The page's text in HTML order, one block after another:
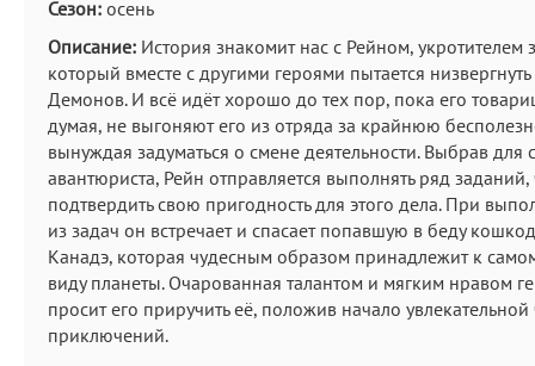
Сезон: осень
Описание: История знакомит нас с Рейном, укротителем
который вместе с другими героями пытается
Демонов. И всё идёт хорошо до тех пор, пока его
думая, не выгоняют его из отряда за крайнюю
вынуждая задуматься о смене деятельности. Выбрав для
авантюриста, Рейн отправляется выполнять ряд
подтвердить свою пригодность для этого дела. При
из задач он встречает и спасает попавшую в беду
Кана‌дэ, которая чудесным образом принадлежит к
виду планеты. Очарованная талантом и мягким нравом
просит его приручить её, положив начало
приключений.